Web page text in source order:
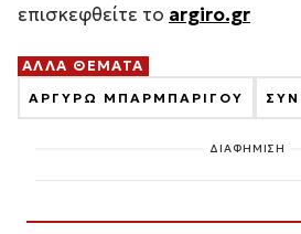
επισκεφθείτε το argiro.gr
ΑΛΛΑ ΘΕΜΑΤΑ
ΑΡΓΥΡΩ ΜΠΑΡΜΠΑΡΙΓΟΥ
ΔΙΑΦΗΜΙΣΗ